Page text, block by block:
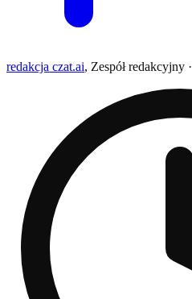
redakcja czat.ai, Zespół redakcyjny ·